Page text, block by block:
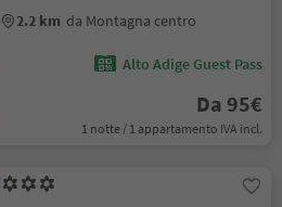
2.2 km da Montagna centro
Alto Adige Guest Pass
Da 95€
1 notte / 1 appartamento IVA incl.